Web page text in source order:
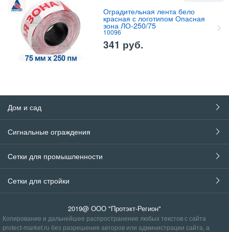
Оградительная лента бело
красная с логотипом Опасная
зона ЛО-250/75
10096
341 руб.
Дом и сад
Сигнальные ограждения
Сетки для промышленности
Сетки для стройки
2019@ ООО "Протэкт-Регион"
Копирование и дальнейшее распространение любых текстов с сайта
protect-market.ru без разрешения авторов или администрации сайта, а